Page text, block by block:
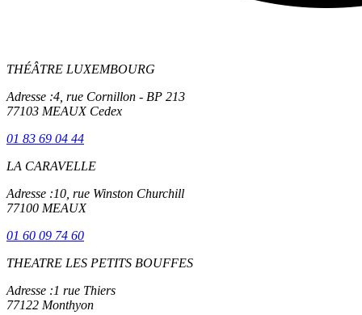
THÉÂTRE LUXEMBOURG
Adresse :4, rue Cornillon - BP 213
77103 MEAUX Cedex
01 83 69 04 44
LA CARAVELLE
Adresse :10, rue Winston Churchill
77100 MEAUX
01 60 09 74 60
THEATRE LES PETITS BOUFFES
Adresse :1 rue Thiers
77122 Monthyon